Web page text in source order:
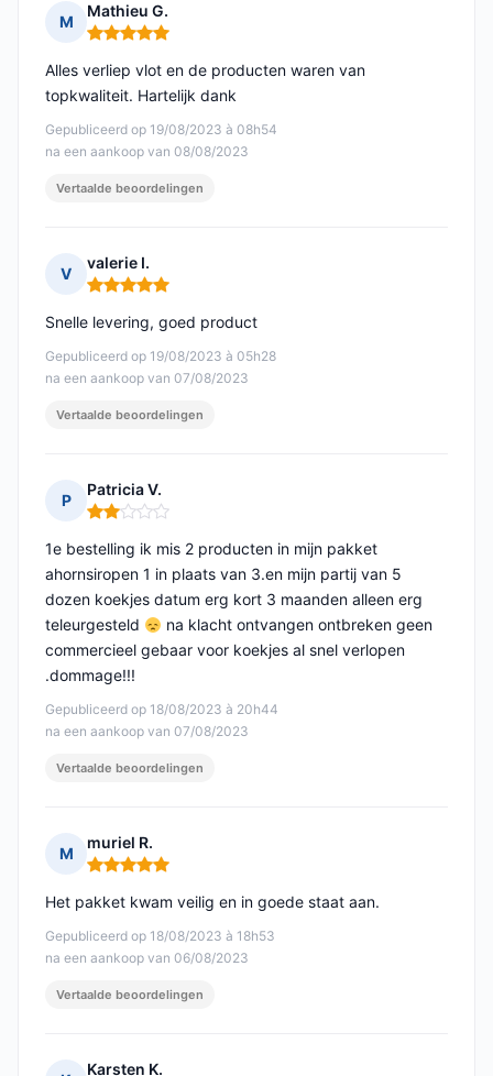
M
Mathieu G.
Opmerking: 5 van 5
Gepubliceerd op 19/08/2023 à 08h54
na een aankoop van 08/08/2023
Alles verliep vlot en de producten waren van
topkwaliteit. Hartelijk dank
Vertaalde beoordelingen
V
valerie I.
Opmerking: 5 van 5
Gepubliceerd op 19/08/2023 à 05h28
na een aankoop van 07/08/2023
Snelle levering, goed product
Vertaalde beoordelingen
P
Patricia V.
Opmerking: 2 van 5
Gepubliceerd op 18/08/2023 à 20h44
na een aankoop van 07/08/2023
1e bestelling ik mis 2 producten in mijn pakket
ahornsiropen 1 in plaats van 3.en mijn partij van 5
dozen koekjes datum erg kort 3 maanden alleen erg
teleurgesteld
na klacht ontvangen ontbreken geen
commercieel gebaar voor koekjes al snel verlopen
.dommage!!!
Vertaalde beoordelingen
M
muriel R.
Opmerking: 5 van 5
Gepubliceerd op 18/08/2023 à 18h53
na een aankoop van 06/08/2023
Het pakket kwam veilig en in goede staat aan.
Vertaalde beoordelingen
Karsten K.